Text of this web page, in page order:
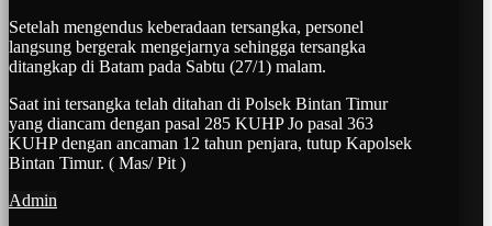
Setelah mengendus keberadaan tersangka, personel
langsung bergerak mengejarnya sehingga tersangka
ditangkap di Batam pada Sabtu (27/1) malam.
Saat ini tersangka telah ditahan di Polsek Bintan Timur
yang diancam dengan pasal 285 KUHP Jo pasal 363
KUHP dengan ancaman 12 tahun penjara, tutup Kapolsek
Bintan Timur. ( Mas/ Pit )
Admin